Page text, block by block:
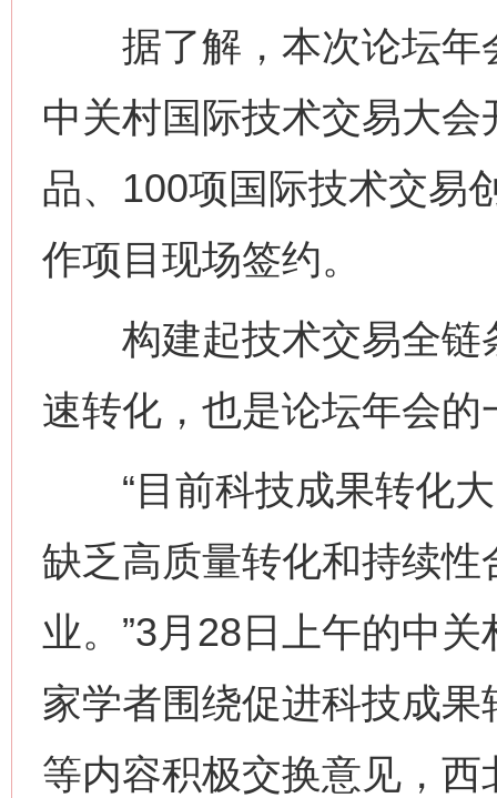
据了解，本次论坛年
中关村国际技术交易大
品、100项国际技术交易
作项目现场签约。
构建起技术交易全链
速转化，也是论坛年会的
“目前科技成果转化大
缺乏高质量转化和持续
业。”3月28日上午的中
家学者围绕促进科技成
等内容积极交换意见，